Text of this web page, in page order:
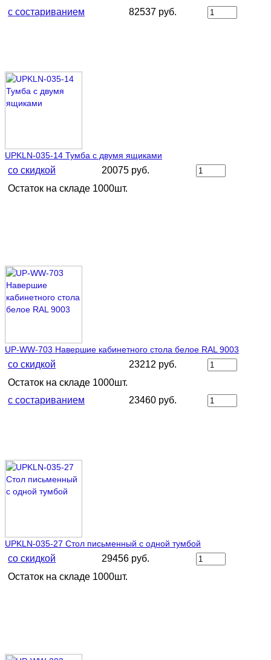
с состариванием
82537 руб.
UPKLN-035-14 Тумба с двумя ящиками
со скидкой
20075 руб.
Остаток на складе 1000шт.
UP-WW-703 Навершие кабинетного стола белое RAL 9003
со скидкой
23212 руб.
Остаток на складе 1000шт.
с состариванием
23460 руб.
UPKLN-035-27 Стол письменный с одной тумбой
со скидкой
29456 руб.
Остаток на складе 1000шт.